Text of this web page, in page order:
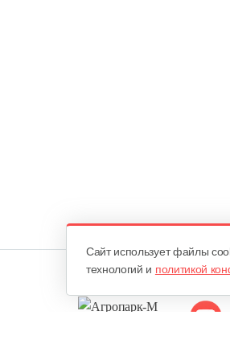
Cайт использует файлы
технологий и политикой